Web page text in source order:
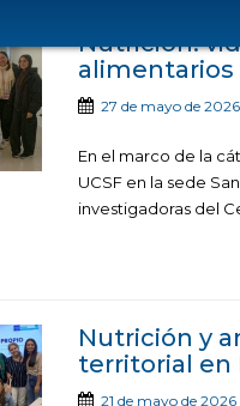
Nutrición:
alimentarios
27 de mayo de 2026
En el marco de la
UCSF en la sede
investigadoras del
Nutrición y
territorial en
21 de mayo de 2026